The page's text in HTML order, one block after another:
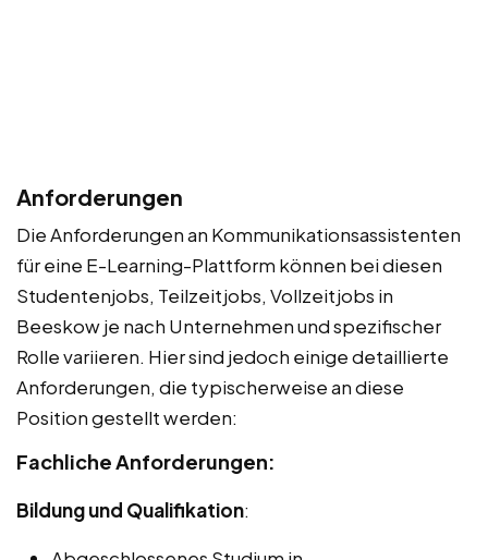
Anforderungen
Die Anforderungen an Kommunikationsassistenten
für eine E-Learning-Plattform können bei diesen
Studentenjobs, Teilzeitjobs, Vollzeitjobs in
Beeskow je nach Unternehmen und spezifischer
Rolle variieren. Hier sind jedoch einige detaillierte
Anforderungen, die typischerweise an diese
Position gestellt werden:
Fachliche Anforderungen:
Bildung und Qualifikation: